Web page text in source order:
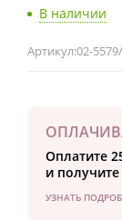
В наличии
Артикул:02-
Оплатите
и получите
УЗНАТЬ